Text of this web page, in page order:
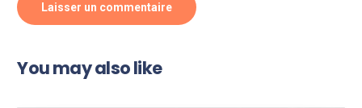
You may also like